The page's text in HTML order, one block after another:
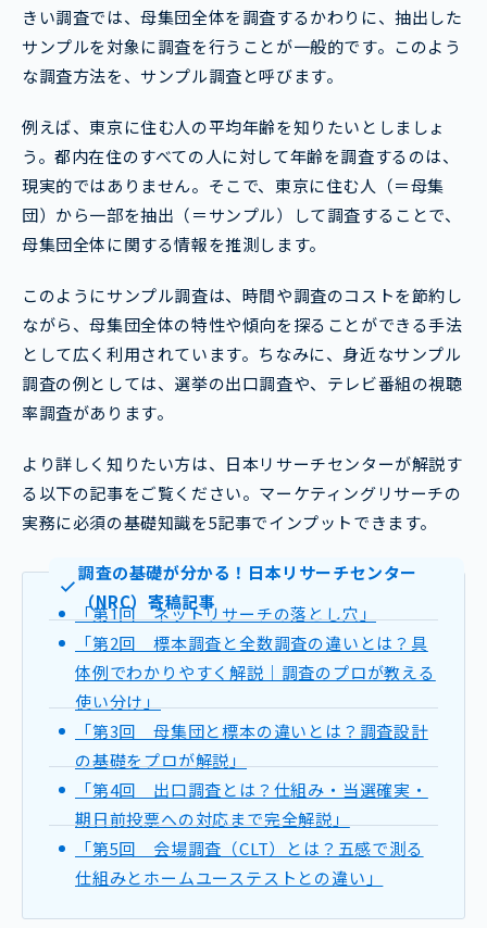
きい調査では、母集団全体を調査するかわりに、抽出した
サンプルを対象に調査を行うことが一般的です。このよう
な調査方法を、サンプル調査と呼びます。
例えば、東京に住む人の平均年齢を知りたいとしましょ
う。都内在住のすべての人に対して年齢を調査するのは、
現実的ではありません。そこで、東京に住む人（＝母集
団）から一部を抽出（＝サンプル）して調査することで、
母集団全体に関する情報を推測します。
このようにサンプル調査は、時間や調査のコストを節約し
ながら、母集団全体の特性や傾向を探ることができる手法
として広く利用されています。ちなみに、身近なサンプル
調査の例としては、選挙の出口調査や、テレビ番組の視聴
率調査があります。
より詳しく知りたい方は、日本リサーチセンターが解説す
る以下の記事をご覧ください。マーケティングリサーチの
実務に必須の基礎知識を5記事でインプットできます。
調査の基礎が分かる！日本リサーチセンター
（NRC）寄稿記事
「第1回 ネットリサーチの落とし穴」
「第2回 標本調査と全数調査の違いとは？具
体例でわかりやすく解説｜調査のプロが教える
使い分け」
「第3回 母集団と標本の違いとは？調査設計
の基礎をプロが解説」
「第4回 出口調査とは？仕組み・当選確実・
期日前投票への対応まで完全解説」
「第5回 会場調査（CLT）とは？五感で測る
仕組みとホームユーステストとの違い」